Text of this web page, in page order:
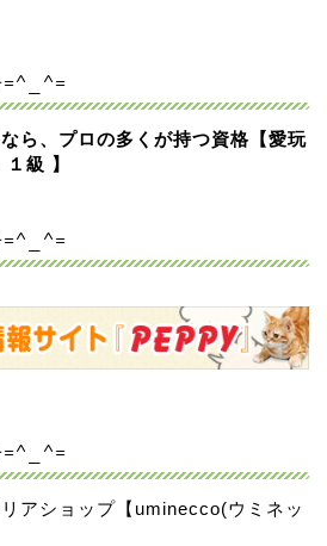
=^_^=
ら、プロの多くが持つ資格【愛玩
級 】
=^_^=
=^_^=
アショップ【uminecco(ウミネッ